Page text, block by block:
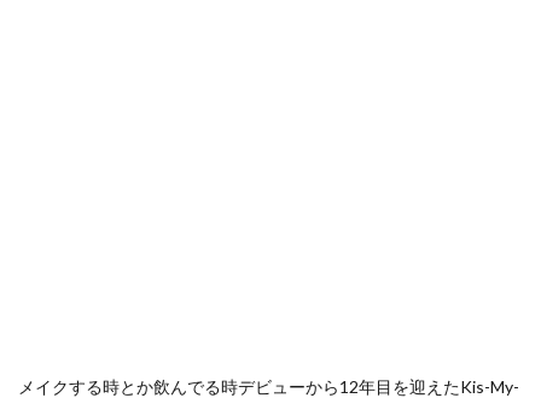
メイクする時とか飲んでる時デビューから12年目を迎えたKis-My-